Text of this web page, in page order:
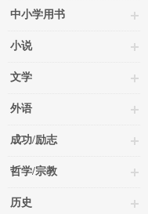
中小学用书
小说
文学
外语
成功/励志
哲学/宗教
历史